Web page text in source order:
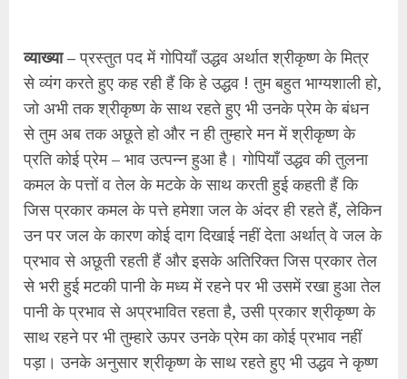
व्याख्या –प्रस्तुत पद में गोपियाँ उद्धव अर्थात श्रीकृष्ण के मित्र
से व्यंग करते हुए कह रही हैं कि हे उद्धव ! तुम बहुत भाग्यशाली हो,
जो अभी तक श्रीकृष्ण के साथ रहते हुए भी उनके प्रेम के बंधन
से तुम अब तक अछूते हो और न ही तुम्हारे मन में श्रीकृष्ण के
प्रति कोई प्रेम – भाव उत्पन्न हुआ है। गोपियाँ उद्धव की तुलना
कमल के पत्तों व तेल के मटके के साथ करती हुई कहती हैं कि
जिस प्रकार कमल के पत्ते हमेशा जल के अंदर ही रहते हैं, लेकिन
उन पर जल के कारण कोई दाग दिखाई नहीं देता अर्थात् वे जल के
प्रभाव से अछूती रहती हैं और इसके अतिरिक्त जिस प्रकार तेल
से भरी हुई मटकी पानी के मध्य में रहने पर भी उसमें रखा हुआ तेल
पानी के प्रभाव से अप्रभावित रहता है, उसी प्रकार श्रीकृष्ण के
साथ रहने पर भी तुम्हारे ऊपर उनके प्रेम का कोई प्रभाव नहीं
पड़ा। उनके अनुसार श्रीकृष्ण के साथ रहते हुए भी उद्धव ने कृष्ण